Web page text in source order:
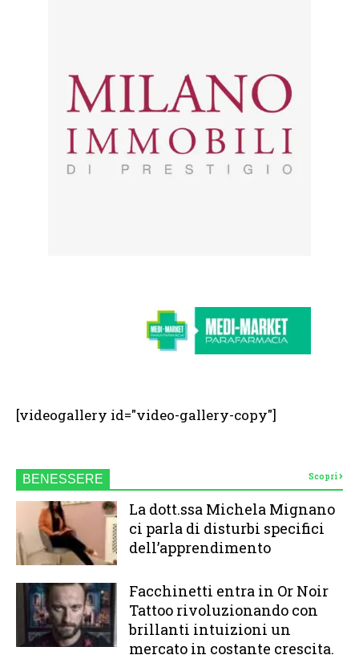
[videogallery id="video-gallery-copy"]
BENESSERE Scopri
La dott.ssa Michela Mignano
ci parla di disturbi specifici
dell’apprendimento
Facchinetti entra in Or Noir
Tattoo rivoluzionando con
brillanti intuizioni un
mercato in costante crescita.